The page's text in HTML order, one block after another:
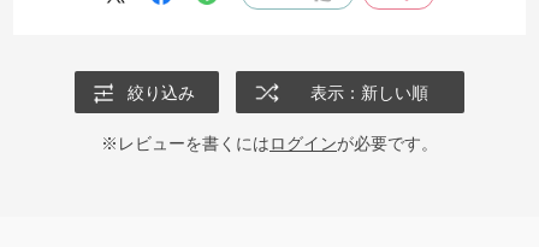
絞り込み 表示：新しい順
※レビューを書くにはログインが必要です。